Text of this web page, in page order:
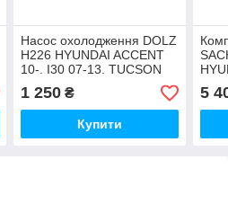
Насос охолодження DOLZ
H226 HYUNDAI ACCENT
10-. I30 07-13. TUCSON
15-. KIA RIO 11-. CEE`D
07-. SPORTAGE 11-
1 250₴
Купити
5